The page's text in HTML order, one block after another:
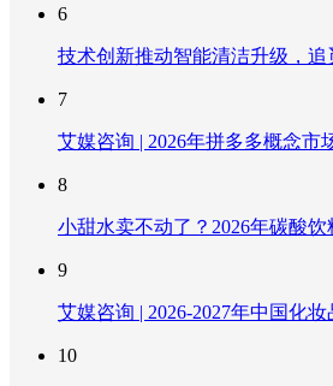
6
技术创新推动智能清洁升级，
7
艾媒咨询 | 2026年拼多多概念市
8
小甜水卖不动了？2026年碳酸
9
艾媒咨询 | 2026-2027年中国化
10